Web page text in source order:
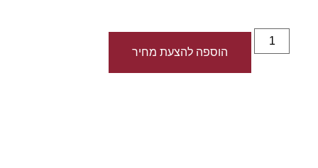
הוספה להצעת מחיר